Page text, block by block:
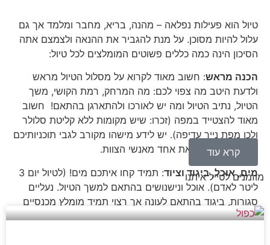
טיול הוא פעילות נפלאה – מהנה, בריא, מחבר ומלמד אך גם
עלול להיות מסוכן. על מנת להגביר את ההנאה ולצמצם אתה
הסיכון הינה כמה כללים פשוטים המומלצים לכל טיול:
הכנה מראש: חשוב מאוד לקרוא על מסלול הטיול מראש
ולדעת היטב מה צפוי לכם: מה המרחק, רמת הקושי, משך
הטיול, נתיב הטיול ומה יש לאורכו ולהתארגן בהתאם! חשוב
מאוד להצטייד במפה (זכרו: שיש מקומות ללא קליטת סלולר
ולכן מפת נייר עדיפה). יש לידע מישהו מקורב לגבי תוכניותיכם
ואם זה בשמורה את אחד מאנשי הצוות.
מים, אוכל, ביגוד וציוד
: תמיד קחו איתכם מים! (לטיול יום 3
ליטר לאדם). אוכל ונישנושים בהתאם למשך הטיול. נעליים
סגורות, ביגוד בהתאם לעונה אך רצוי תמיד מומלץ מכנסיים
ארוכים וכמובן כובע. מומלץ להצטייד בפנס, אולר ומקלות
קרא עוד
מוזמנים לטייל איתנו